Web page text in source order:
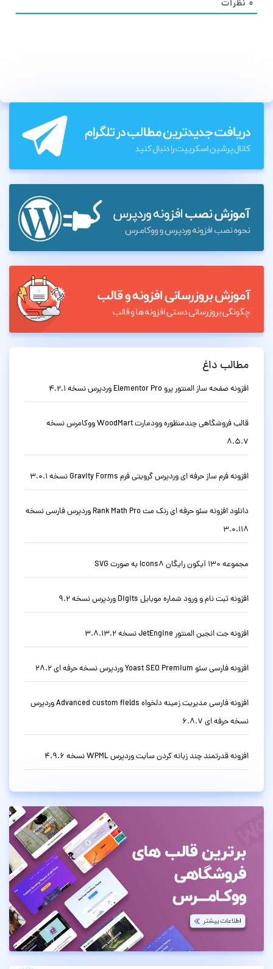
۰ نظرات
مطالب داغ
افزونه صفحه ساز المنتور پرو Elementor Pro وردپرس نسخه 4.2.1
قالب فروشگاهی چندمنظوره وودمارت WoodMart ووکامرس نسخه
8.5.7
افزونه فرم ساز حرفه ای وردپرس گرویتی فرم Gravity Forms نسخه 3.0.1
دانلود افزونه سئو حرفه ای رنک مث Rank Math Pro وردپرس فارسی نسخه
3.0.118
مجموعه 130 آیکون رایگان Icons8 به صورت SVG
افزونه ثبت نام و ورود شماره موبایل Digits وردپرس نسخه 9.2
افزونه جت انجین المنتور JetEngine نسخه 3.8.13.2
افزونه فارسی سئو Yoast SEO Premium وردپرس نسخه حرفه ای 28.2
افزونه فارسی مدیریت زمینه دلخواه Advanced custom fields وردپرس
نسخه حرفه ای 6.8.7
افزونه قدرتمند چند زبانه کردن سایت وردپرس WPML نسخه 4.9.6